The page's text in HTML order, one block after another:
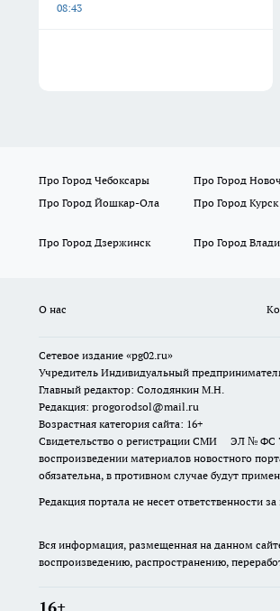
08:43
Про Город Чебоксары Про Город
Про Город Йошкар-Ола
Про Город Курск
Про Город Дзержинск
Про Город
О нас
Сетевое издание «pg02.ru»
Учредитель Индивидуальный
Главный редактор: Солодянкин М.Н.
Редакция: progorodsol@mail.ru
Возрастная категория сайта: 16+
Свидетельство о регистрации СМИ ЭЛ № ФС
воспроизведении материалов новостного
обязательна, в противном случае будут
Редакция портала не несет ответственности
Вся информация, размещенная на данном
воспроизведению, распространению,